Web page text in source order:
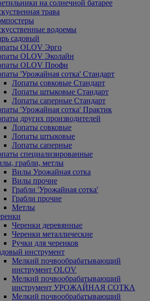
на солнечной батарее
трава
водоемы
садовый
OLOV Эрго
OLOV Эколайн
OLOV Профи
'Урожайная сотка' Стандарт
Лопаты совковые Стандарт
Лопаты штыковые Стандарт
Лопаты саперные Стандарт
'Урожайная сотка' Практик
других производителей
Лопаты совковые
Лопаты штыковые
Лопаты саперные
специализированные
грабли, метлы
Вилы Урожайная сотка
Вилы прочие
Грабли 'Урожайная сотка'
Грабли прочие
Метлы
Черенки деревянные
Черенки металлические
Ручки для черенков
инструмент
Мелкий почвообрабатывающий
инструмент OLOV
Мелкий почвообрабатывающий
инструмент УРОЖАЙНАЯ СОТКА
Мелкий почвообрабатывающий